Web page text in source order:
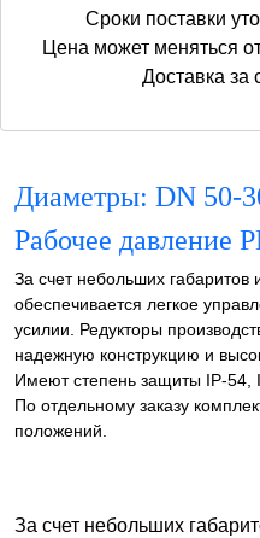
Сроки поставки
Цена может меняться
Доставка за
Диаметры: DN 50-
Рабочее
За счет небольших габаритов
обеспечивается легкое
усилии. Редукторы
надежную конструкцию и
Имеют степень защиты IP-
По отдельному заказу
положений.
За счет небольших